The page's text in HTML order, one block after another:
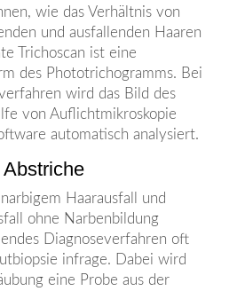
wie das Verhältnis von
und ausfallenden Haaren
Trichoscan ist eine
des Phototrichogramms. Bei
wird das Bild des
von Auflichtmikroskopie
automatisch analysiert.
Haarausfall und
ohne Narbenbildung
Diagnoseverfahren oft
infrage. Dabei wird
eine Probe aus der